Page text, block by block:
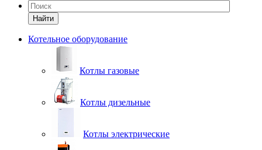
Найти
Котельное оборудование
Котлы газовые
Котлы дизельные
Котлы электрические